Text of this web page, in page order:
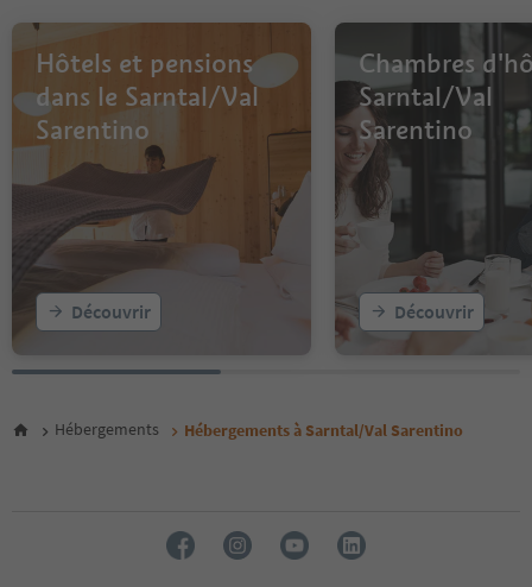
Hôtels et pensions
dans le Sarntal/Val
Sarentino
Découvrir
Chambres
Sarntal/Val
Sarentino
Découvrir
Hébergements Hébergements à Sarntal/Val Sarentino